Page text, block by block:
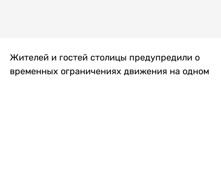
Жителей и гостей столицы предупредили о
временных ограничениях движения на одном